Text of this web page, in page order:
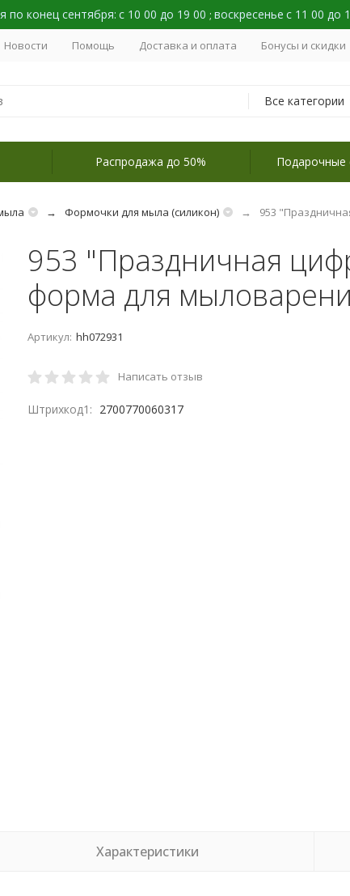
по конец сентября: с 10 00 до 19 00 ; воскресенье с 11 00 до
Новости Помощь Доставка и оплата Бонусы и скидки
Все категории
Распродажа до 50% Подарочные
Формочки для мыла (силикон) 953
953 "Праздничная
форма для
Артикул: hh072931
Написать отзыв
Штрихкод1: 2700770060317
Характеристики